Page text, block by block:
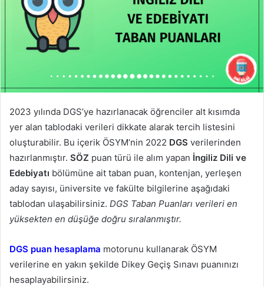
2023 yılında DGS’ye hazırlanacak öğrenciler alt kısımda
yer alan tablodaki verileri dikkate alarak tercih listesini
oluşturabilir. Bu içerik ÖSYM’nin 2022 DGS verilerinden
hazırlanmıştır. SÖZ puan türü ile alım yapan İngiliz Dili ve
Edebiyatı bölümüne ait taban puan, kontenjan, yerleşen
aday sayısı, üniversite ve fakülte bilgilerine aşağıdaki
tablodan ulaşabilirsiniz. DGS Taban Puanları verileri en
yüksekten en düşüğe doğru sıralanmıştır.
DGS puan hesaplama motorunu kullanarak ÖSYM
verilerine en yakın şekilde Dikey Geçiş Sınavı puanınızı
hesaplayabilirsiniz.